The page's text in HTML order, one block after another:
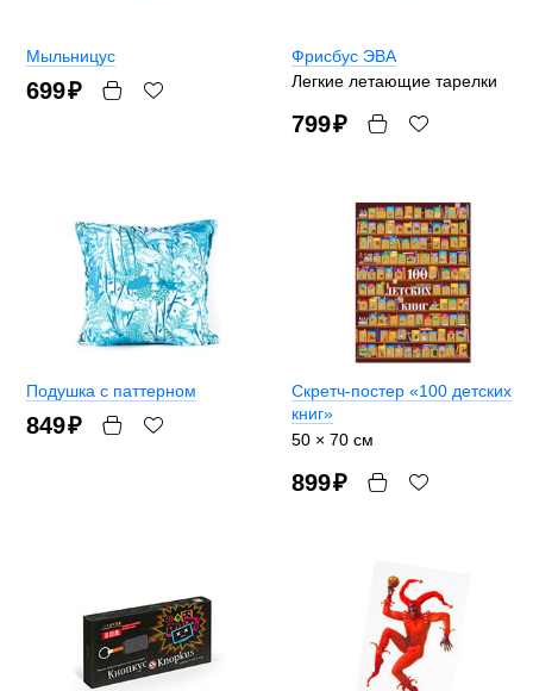
Мыльницус
699₽
Фрисбус ЭВА
Легкие летающие тарелки
799₽
Подушка с паттерном
849₽
Скретч-постер «100 детских
книг»
50 × 70 см
899₽